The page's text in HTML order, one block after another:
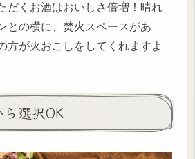
だくお酒はおいしさ倍増！晴れ
との横に、焚火スペースがあ
方が火おこしをしてくれますよ
選択OK